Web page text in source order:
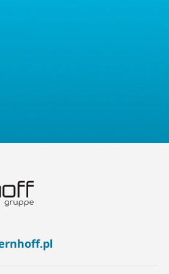
dekoracyjny dla przestronnych
na stworzenie wyjątkowego,
klimatu.
czy duże drzewko LED,
- każde z nich wprowadza do